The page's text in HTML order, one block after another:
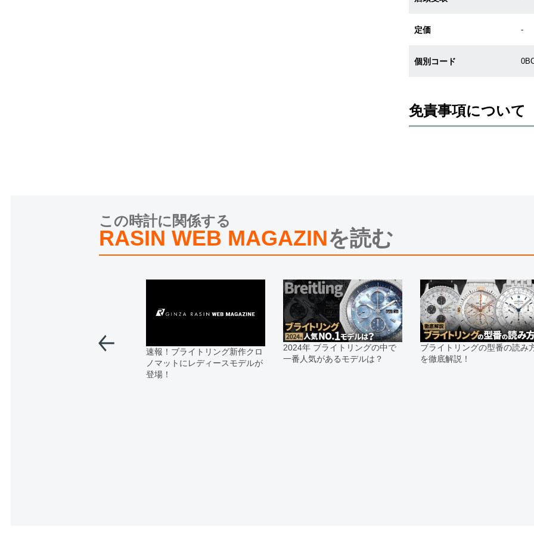
定価 -
個別コード
免責事項について
※当店では店頭販売も行っており
また、ご来店にてご購入を希望さ
お問い合わせいただけますようお願
※アンティーク品やユーズド品の
合がございます。
※表示の定価は、入荷時の価格とな
現在の定価と異なる場合がござい
この時計に関係する
RASIN WEB MAGAZINを読む
速報！ブライトリング新作クロ
ノマットにレディースモデルが
登場！
2024年 ブライトリングの中で
一番人気があるモデルは？
ブライトリングの型番の読み
を徹底解説！